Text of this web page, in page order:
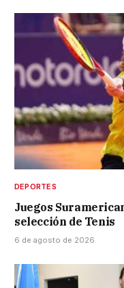
DEPORTES
Juegos
selección de Tenis
6 de agosto de 2026